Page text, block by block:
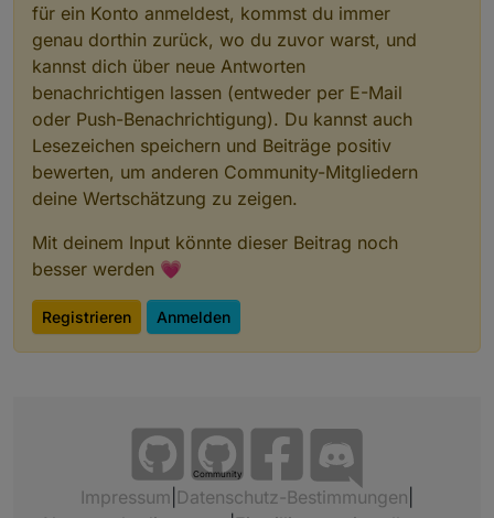
für ein Konto anmeldest, kommst du immer
genau dorthin zurück, wo du zuvor warst, und
kannst dich über neue Antworten
benachrichtigen lassen (entweder per E-Mail
oder Push-Benachrichtigung). Du kannst auch
Lesezeichen speichern und Beiträge positiv
bewerten, um anderen Community-Mitgliedern
deine Wertschätzung zu zeigen.
Mit deinem Input könnte dieser Beitrag noch
besser werden 💗
Registrieren Anmelden
Community
Impressum Datenschutz-Bestimmungen